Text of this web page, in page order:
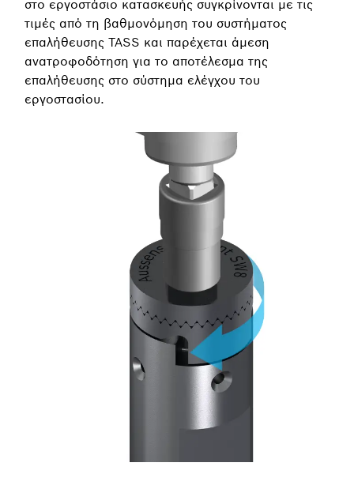
στο εργοστάσιο κατασκευής συγκρίνονται με τις
τιμές από τη βαθμονόμηση του συστήματος
επαλήθευσης TASS και παρέχεται άμεση
ανατροφοδότηση για το αποτέλεσμα της
επαλήθευσης στο σύστημα ελέγχου του
εργοστασίου.